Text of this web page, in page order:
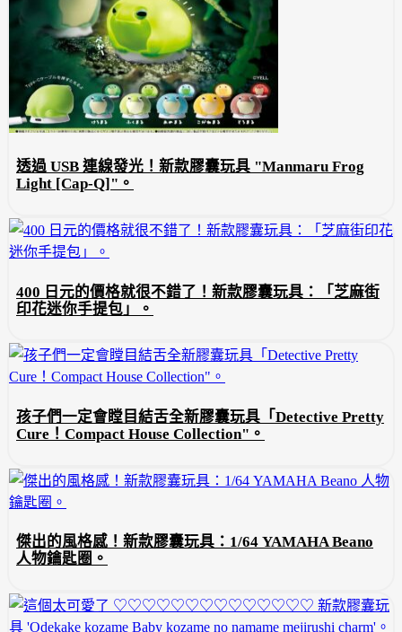
透過 USB 連線發光！新款膠囊玩具 "Manmaru Frog
Light [Cap-Q]"。
400 日元的價格就很不錯了！新款膠囊玩具：「芝麻街
印花迷你手提包」。
孩子們一定會瞠目結舌全新膠囊玩具「Detective Pretty
Cure！Compact House Collection"。
傑出的風格感！新款膠囊玩具：1/64 YAMAHA Beano
人物鑰匙圈。